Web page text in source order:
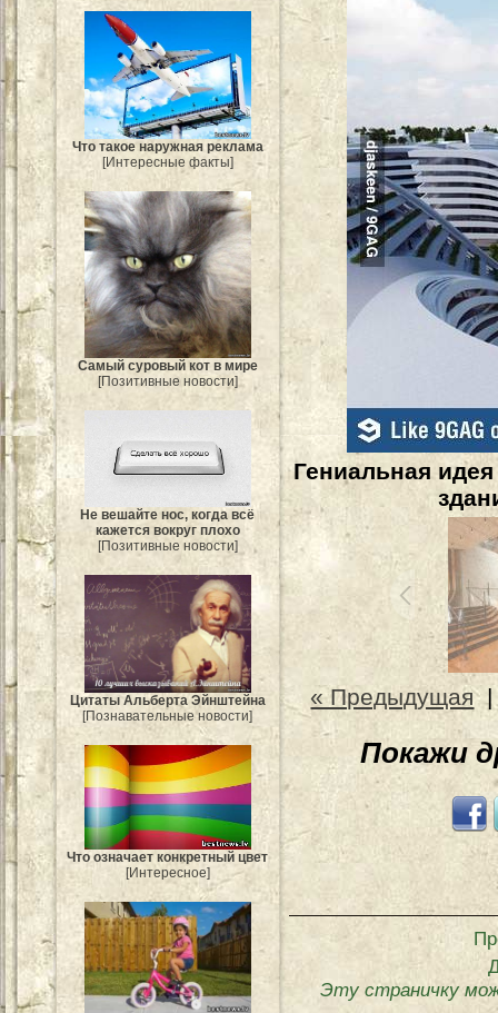
Что такое наружная реклама
[Интересные факты]
Самый суровый кот в мире
[Позитивные новости]
Не вешайте нос, когда всё
кажется вокруг плохо
[Позитивные новости]
Цитаты Альберта Эйнштейна
[Познавательные новости]
Что означает конкретный цвет
[Интересное]
Гениальная
« Предыдущая
Покажи
Эту страничку